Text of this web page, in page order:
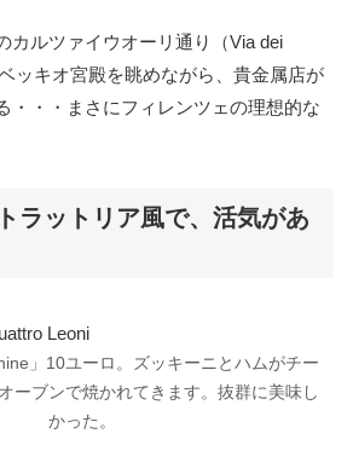
カルツァイウオーリ通り（Via dei
ッキオ宮殿を眺めながら、貴金属店が
・・・まさにフィレンツェの理想的な
ラットリア風で、活気があ
」10ユーロ。ズッキーニとハムがチー
ーブンで焼かれてきます。抜群に美味し
かった。